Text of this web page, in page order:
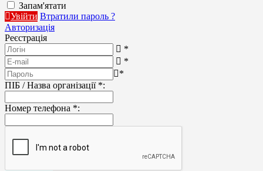
Запам'ятати
Увійти Втратили пароль ?
Авторизація
Реєстрація
*
*
*
ПІБ / Назва організації *:
Номер телефона *: